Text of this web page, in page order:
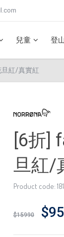
兒童 登
旦紅/真實紅
[6折]
旦紅/
Product code:
$15990